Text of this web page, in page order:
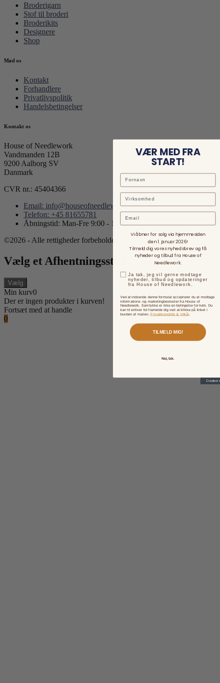
Broderigarn
Stof til broderi
Broderikits
Designere
Shop
Mød os
Kontakt
Forhandlere
Privatlivspolitik
Handelsbetingelser
Kontakt os
House of Needlework
Vandmanden 12B
9200 Aalborg SV
Danmark
CVR nr.: 45404366
Email: info@houseofneedlework.com
Telefon: +45 81655781
Åbningstid: Man-Fre 9:00 - 15:00
©2026 - Alle rettigheder forbeholdes.
Vælg et Afhentningssted
Vælg
Min kurv0
Der er ingen produkter i kurven!
Fortsæt med at handle
0
VÆR MED FRA
START!
Email
Vi åbner for salg via hjemmesiden
den 1. januar 2026!
Tilmeld dig vores nyhedsbrev og få
nyheder og tilbud fra House of
Needlework.
Ja tak, jeg vil gerne modtage
nyheder, tilbud og opdateringer
fra House of Needlework.
Ved at indsende denne formular accepterer du at modtage
informations- og marketingbeskeder fra House of
Needlework. Samtykke er ikke en betingelse for køb. Du
kan til enhver tid framelde dig ved at klikke på linket i
bunden af mailen.Privatlivspolitik & Vilkår.
TILMELD MIG!
Nej, tak.